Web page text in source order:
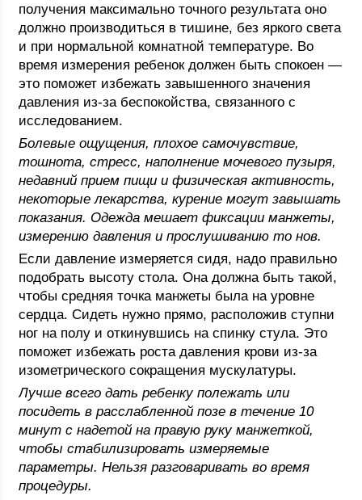
получения максимально точного результата оно
должно производиться в тишине, без яркого света
и при нормальной комнатной температуре. Во
время измерения ребенок должен быть спокоен —
это поможет избежать завышенного значения
давления из-за беспокойства, связанного с
исследованием.
Болевые ощущения, плохое самочувствие,
тошнота, стресс, наполнение мочевого пузыря,
недавний прием пищи и физическая активность,
некоторые лекарства, курение могут завышать
показания. Одежда мешает фиксации манжеты,
измерению давления и прослушиванию то нов.
Если давление измеряется сидя, надо правильно
подобрать высоту стола. Она должна быть такой,
чтобы средняя точка манжеты была на уровне
сердца. Сидеть нужно прямо, расположив ступни
ног на полу и откинувшись на спинку стула. Это
поможет избежать роста давления крови из-за
изометрического сокращения мускулатуры.
Лучше всего дать ребенку полежать или
посидеть в расслабленной позе в течение 10
минут с надетой на правую руку манжеткой,
чтобы стабилизировать измеряемые
параметры. Нельзя разговаривать во время
процедуры.